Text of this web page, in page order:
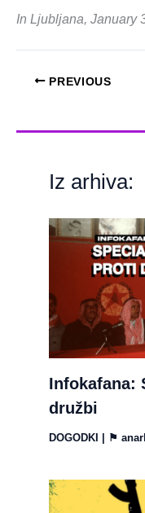
In Ljubljana, January
PREVIOUS
Iz arhiva:
Infokafana:
družbi
DOGODKI | ⚑